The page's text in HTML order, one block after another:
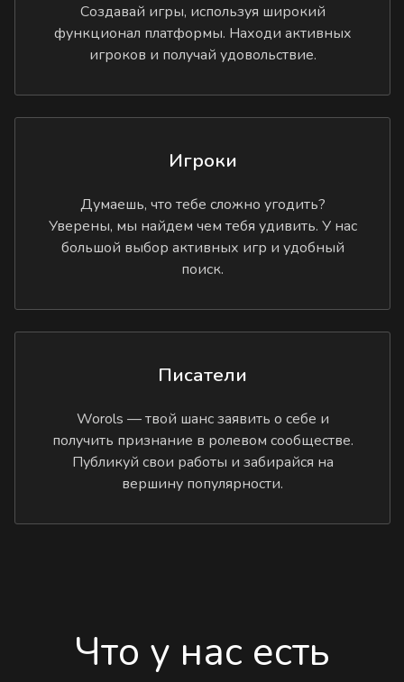
Создавай игры, используя широкий
функционал платформы. Находи активных
игроков и получай удовольствие.
Игроки
Думаешь, что тебе сложно угодить?
Уверены, мы найдем чем тебя удивить. У нас
большой выбор активных игр и удобный
поиск.
Писатели
Worols — твой шанс заявить о себе и
получить признание в ролевом сообществе.
Публикуй свои работы и забирайся на
вершину популярности.
Что у нас есть